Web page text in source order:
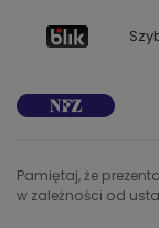
Pamiętaj, że
w zależności od